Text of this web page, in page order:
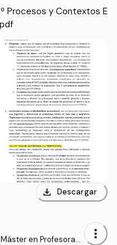
y Enseñanzas de Idi
Procesos y Contextos E
download Descargar
Máster en Profesorad
more_vert